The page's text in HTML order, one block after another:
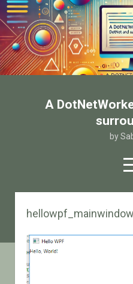
A
by